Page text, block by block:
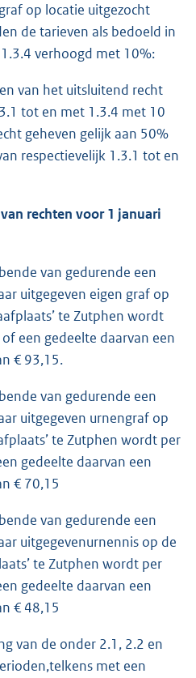
op locatie uitgezocht
de tarieven als bedoeld in
verhoogd met 10%:
van het uitsluitend recht
tot en met 1.3.4 met 10
geheven gelijk aan 50%
respectievelijk 1.3.1 tot en
rechten voor 1 januari
van gedurende een
uitgegeven eigen graf op
te Zutphen wordt
een gedeelte daarvan een
€ 93,15.
van gedurende een
uitgegeven urnengraf op
te Zutphen wordt per
gedeelte daarvan een
€ 70,15
van gedurende een
uitgegevenurnennis op de
te Zutphen wordt per
gedeelte daarvan een
€ 48,15
van de onder 2.1, 2.2 en
met een